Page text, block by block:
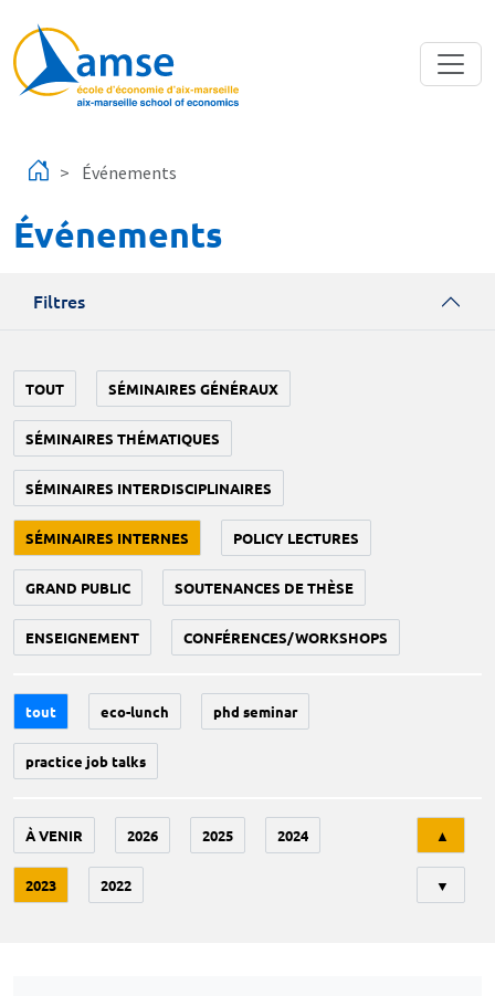
Événements
Événements
Filtres
TOUT SÉMINAIRES GÉNÉRAUX
SÉMINAIRES THÉMATIQUES
SÉMINAIRES INTERDISCIPLINAIRES
SÉMINAIRES INTERNES POLICY LECTURES
GRAND PUBLIC SOUTENANCES DE THÈSE
ENSEIGNEMENT CONFÉRENCES/WORKSHOPS
tout eco-lunch phd seminar
practice job talks
À VENIR 2026 2025 2024
2023 2022
▲
▼